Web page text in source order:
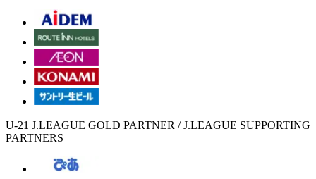
U-21 J.LEAGUE GOLD PARTNER / J.LEAGUE SUPPORTING
PARTNERS